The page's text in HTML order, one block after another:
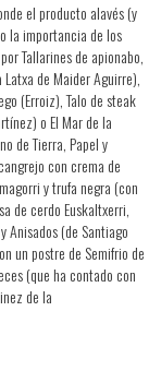
el producto alavés (y
la importancia de los
Tallarines de apionabo,
de Maider Aguirre),
(Erroiz), Talo de steak
o El Mar de la
de Tierra, Papel y
con crema de
y trufa negra (con
de cerdo Euskaltxerri,
Anisados (de Santiago
un postre de Semifrio de
(que ha contado con
de la